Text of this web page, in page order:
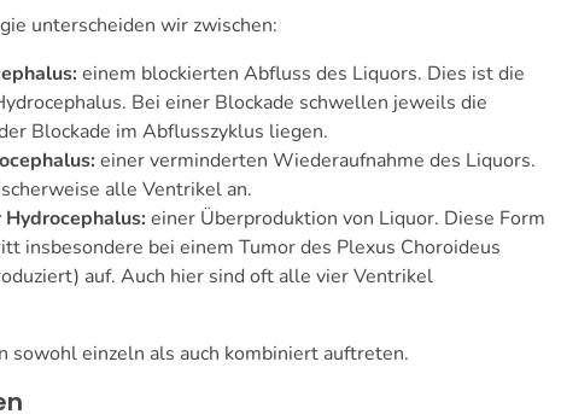
unterscheiden wir zwischen:
einem blockierten Abfluss des Liquors. Dies ist die
Bei einer Blockade schwellen jeweils die
Blockade im Abflusszyklus liegen.
einer verminderten Wiederaufnahme des Liquors.
alle Ventrikel an.
einer Überproduktion von Liquor. Diese Form
insbesondere bei einem Tumor des Plexus Choroideus
auf. Auch hier sind oft alle vier Ventrikel
sowohl einzeln als auch kombiniert auftreten.